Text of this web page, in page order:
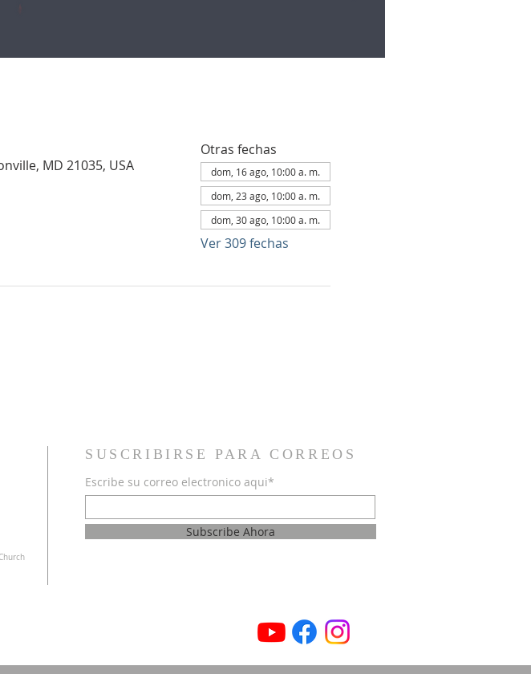
MD 21035, USA
Otras fechas
dom, 16 ago, 10:00 a. m.
dom, 23 ago, 10:00 a. m.
dom, 30 ago, 10:00 a. m.
Ver 309 fechas
SUSCRIBIRSE PARA CORREOS
Escribe su correo electronico aqui*
Subscribe Ahora